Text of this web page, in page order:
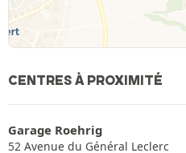
CENTRES À PROXIMITÉ
Garage Roehrig
52 Avenue du Général Leclerc